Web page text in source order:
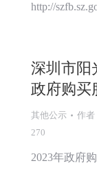
http://
深圳市阳
政府购买
其他公示 作者
270
2023年政府